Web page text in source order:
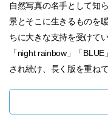
自然写真の名手として知
景とそこに生きるものを
ちに大きな支持を受けて
「night rainbow」「
され続け、長く版を重ね